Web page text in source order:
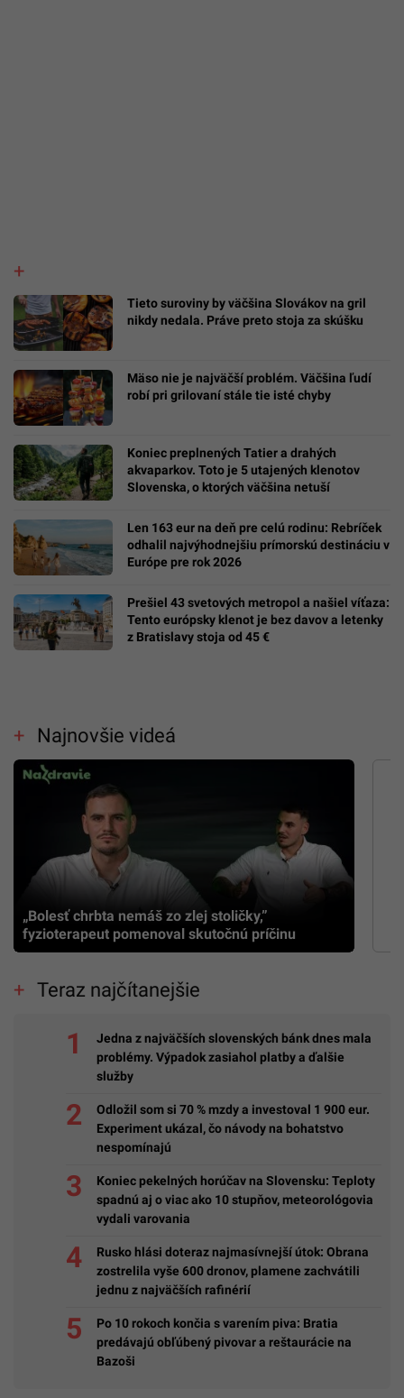
Tieto suroviny by väčšina Slovákov na gril
nikdy nedala. Práve preto stoja za skúšku
Mäso nie je najväčší problém. Väčšina ľudí
robí pri grilovaní stále tie isté chyby
Koniec preplnených Tatier a drahých
akvaparkov. Toto je 5 utajených klenotov
Slovenska, o ktorých väčšina netuší
Len 163 eur na deň pre celú rodinu: Rebríček
odhalil najvýhodnejšiu prímorskú destináciu v
Európe pre rok 2026
Prešiel 43 svetových metropol a našiel víťaza:
Tento európsky klenot je bez davov a letenky
z Bratislavy stoja od 45 €
Najnovšie videá
„Bolesť chrbta nemáš zo zlej stoličky,”
fyzioterapeut pomenoval skutočnú príčinu
Teraz najčítanejšie
Jedna z najväčších slovenských bánk dnes mala
problémy. Výpadok zasiahol platby a ďalšie
služby
Odložil som si 70 % mzdy a investoval 1 900 eur.
Experiment ukázal, čo návody na bohatstvo
nespomínajú
Koniec pekelných horúčav na Slovensku: Teploty
spadnú aj o viac ako 10 stupňov, meteorológovia
vydali varovania
Rusko hlási doteraz najmasívnejší útok: Obrana
zostrelila vyše 600 dronov, plamene zachvátili
jednu z najväčších rafinérií
Po 10 rokoch končia s varením piva: Bratia
predávajú obľúbený pivovar a reštaurácie na
Bazoši